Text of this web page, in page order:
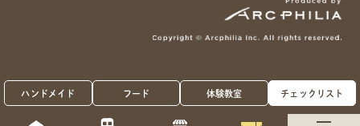
ハンドメイド フード 体験教室 チェックリスト